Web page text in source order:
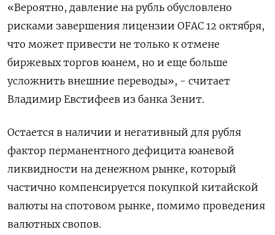
«Вероятно, давление на рубль обусловлено
рисками завершения лицензии OFAC 12 октября,
что может привести не только к отмене
биржевых торгов юанем, но и еще больше
усложнить внешние переводы», - считает
Владимир Евстифеев из банка Зенит.
Остается в наличии и негативный для рубля
фактор перманентного дефицита юаневой
ликвидности на денежном рынке, который
частично компенсируется покупкой китайской
валюты на спотовом рынке, помимо проведения
валютных свопов.